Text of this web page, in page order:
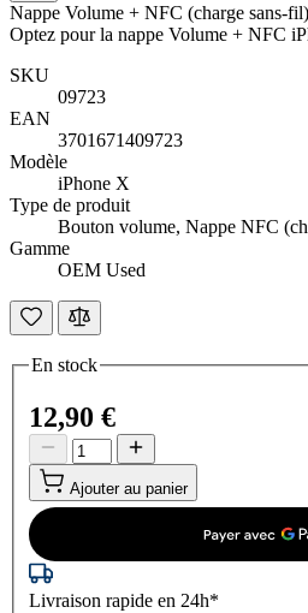
Nappe Volume + NFC (charge sans-
Optez pour la nappe Volume + NFC
SKU
09723
EAN
3701671409723
Modèle
iPhone X
Type de produit
Bouton volume, Nappe NFC
Gamme
OEM Used
En stock
12,90 €
Ajouter au panier
Livraison rapide en 24h*